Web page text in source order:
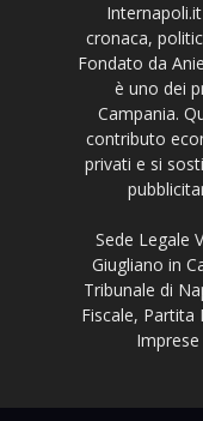
cronaca,
Fondato da
è uno dei
Campania.
contributo
privati e si
Sede Legale
Giugliano in
Tribunale di
Fiscale, Partita